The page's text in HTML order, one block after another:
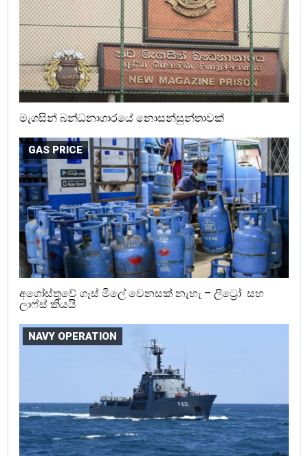
මැගසින් බන්ධනාගාරයේ නොසන්සුන්තාවක්
GAS PRICE
අගෝස්තුවේ ගෑස් මිලේ වෙනසක් නැහැ – ලිට්‍රෝ සහ
ලාෆ්ස් කියයි
NAVY OPERATION